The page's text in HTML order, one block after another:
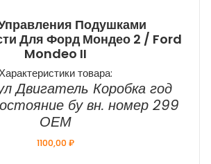
Подушками
Для Форд Мондео 2 / Ford
Mondeo II
товара:
Двигатель Коробка год
бу вн. номер 299
ОЕМ
1100,00₽